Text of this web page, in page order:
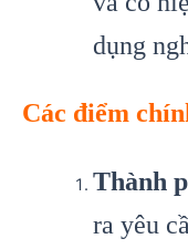
dụng
Các điểm
Thành
ra yêu